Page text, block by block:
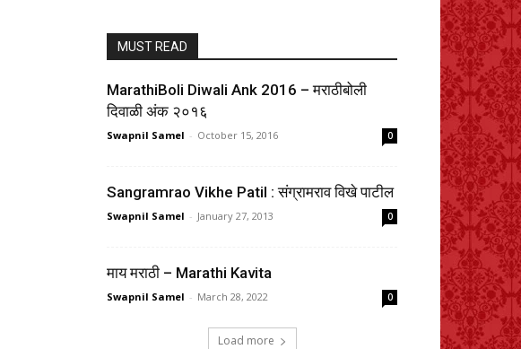
MUST READ
MarathiBoli Diwali Ank 2016 – मराठीबोली
दिवाळी अंक २०१६
Swapnil Samel - October 15, 2016 0
Sangramrao Vikhe Patil : संग्रामराव विखे पाटील
Swapnil Samel - January 27, 2013 0
माय मराठी – Marathi Kavita
Swapnil Samel - March 28, 2022 0
Load more